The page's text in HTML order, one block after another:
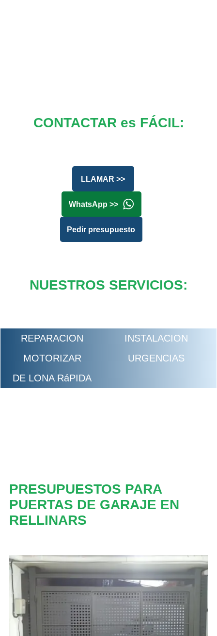
CONTACTAR es FÁCIL:
LLAMAR >>
WhatsApp >>
Pedir presupuesto
NUESTROS SERVICIOS:
REPARACION
INSTALACION
MOTORIZAR
URGENCIAS
DE LONA RáPIDA
PRESUPUESTOS PARA
PUERTAS DE GARAJE EN
RELLINARS